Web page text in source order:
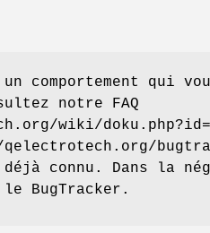
comportement qui
notre FAQ
wiki/
qelectrotech.org/
connu. Dans la
BugTracker.